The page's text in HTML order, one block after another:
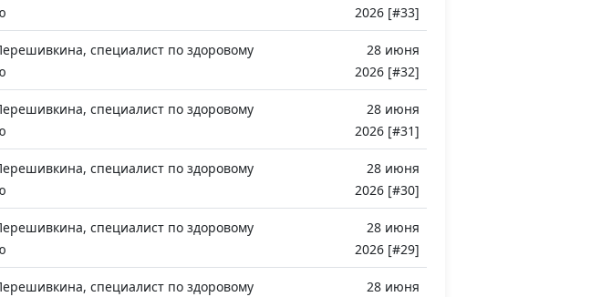
2026 [#33]
специалист по здоровому
28 июня
2026 [#32]
специалист по здоровому
28 июня
2026 [#31]
специалист по здоровому
28 июня
2026 [#30]
специалист по здоровому
28 июня
2026 [#29]
специалист по здоровому
28 июня